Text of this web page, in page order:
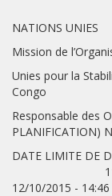
NATIONS UNIES
Mission de
Unies pour la
Congo
Responsable des
PLANIFICATION)
DATE LIMITE DE
11
12/10/2015 - 14:46